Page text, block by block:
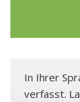
In Ihrer
verfasst.